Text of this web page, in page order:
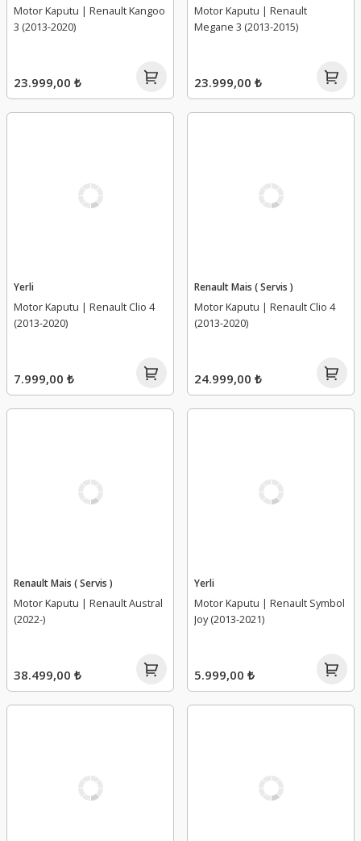
Motor Kaputu | Renault Kangoo
3 (2013-2020)
23.999,00 ₺
Motor Kaputu | Renault
Megane 3 (2013-2015)
23.999,00 ₺
Yerli
Motor Kaputu | Renault Clio 4
(2013-2020)
7.999,00 ₺
Renault Mais ( Servis )
Motor Kaputu | Renault Clio 4
(2013-2020)
24.999,00 ₺
Renault Mais ( Servis )
Motor Kaputu | Renault Austral
(2022-)
38.499,00 ₺
Yerli
Motor Kaputu | Renault Symbol
Joy (2013-2021)
5.999,00 ₺